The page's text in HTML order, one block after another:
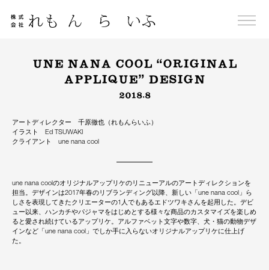
content
UNE NANA COOL “ORIGINAL
APPLIQUE” DESIGN
2018.8
アートディレクター 千原徹也（れもんらいふ）
イラスト Ed TSUWAKI
クライアント une nana cool
une nana coolのオリジナルアップリケのリニューアルのアートディレクションを
担当。デザインは2017年春のリブランディング以降、新しい「une nana cool」ら
しさを表現してきたクリエーターの1人でもあるエドツワキさんを起用した。デビ
ュー以来、ハンカチやパジャマをはじめとする様々な商品のカスタマイズを楽しめ
ると愛され続けているアップリケ。アルファベット文字や数字、犬・猫の動物デザ
インなど「une nana cool」でしか手に入らないオリジナルアップリケに仕上げ
た。